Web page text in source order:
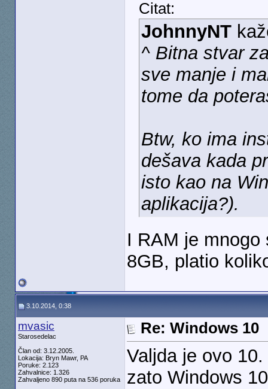
Citat:
JohnnyNT
^ Bitna stvar
sve manje i
tome da
Btw, ko ima
dešava kada
isto kao na
aplikacija?).
I RAM je
8GB, platio
3.10.2014, 0:38
mvasic
Starosedelac
Član od: 3.12.2005.
Lokacija: Bryn Mawr, PA
Poruke: 2.123
Zahvalnice: 1.326
Zahvaljeno 890 puta na 536 poruka
Re: Windows 10
Valjda je ovo
zato Windows